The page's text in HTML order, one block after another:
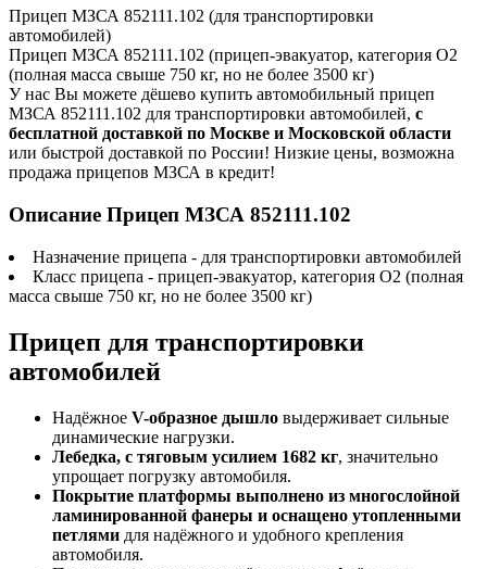
Прицеп МЗСА 852111.102 (для транспортировки
автомобилей)
Прицеп МЗСА 852111.102 (прицеп-эвакуатор, категория О2
(полная масса свыше 750 кг, но не более 3500 кг)
У нас Вы можете дёшево купить автомобильный прицеп
МЗСА 852111.102 для транспортировки автомобилей, с
бесплатной доставкой по Москве и Московской области
или быстрой доставкой по России! Низкие цены, возможна
продажа прицепов МЗСА в кредит!
Описание Прицеп МЗСА 852111.102
Назначение прицепа - для транспортировки автомобилей
Класс прицепа - прицеп-эвакуатор, категория О2 (полная
масса свыше 750 кг, но не более 3500 кг)
Прицеп для транспортировки
автомобилей
Надёжное V-образное дышло выдерживает сильные
динамические нагрузки.
Лебедка, с тяговым усилием 1682 кг, значительно
упрощает погрузку автомобиля.
Покрытие платформы выполнено из многослойной
ламинированной фанеры и оснащено утопленными
петлями для надёжного и удобного крепления
автомобиля.